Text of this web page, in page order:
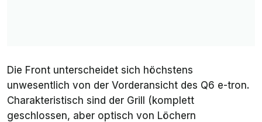
Die Front unterscheidet sich höchstens
unwesentlich von der Vorderansicht des Q6 e-tron.
Charakteristisch sind der Grill (komplett
geschlossen, aber optisch von Löchern